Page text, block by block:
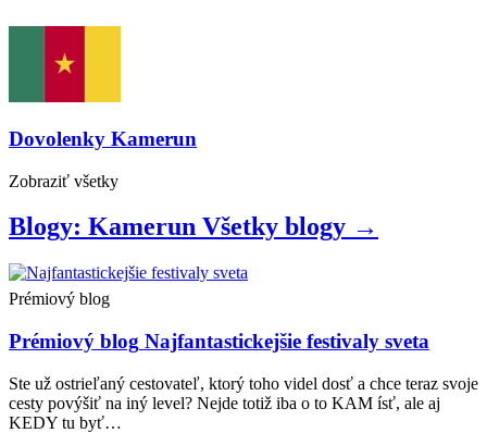
Dovolenky Kamerun
Zobraziť všetky
Blogy: Kamerun Všetky blogy →
Prémiový blog
Prémiový blog Najfantastickejšie festivaly sveta
Ste už ostrieľaný cestovateľ, ktorý toho videl dosť a chce teraz svoje
cesty povýšiť na iný level? Nejde totiž iba o to KAM ísť, ale aj
KEDY tu byť…